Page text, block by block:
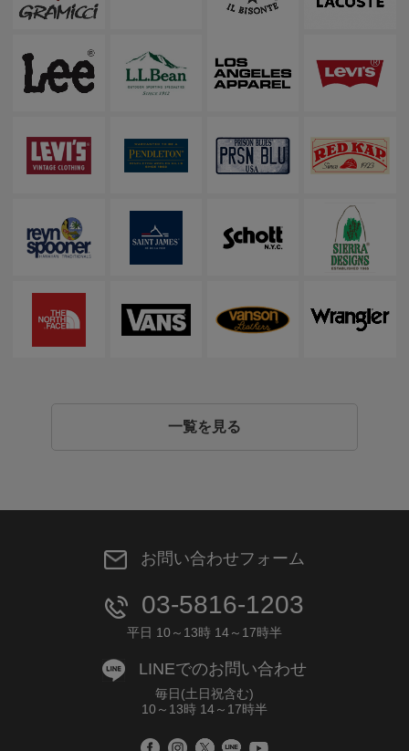
一覧を見る
お問い合わせフォーム
03-5816-1203
平日 10～13時 14～17時半
LINEでのお問い合わせ
毎日(土日祝含む)
10～13時 14～17時半